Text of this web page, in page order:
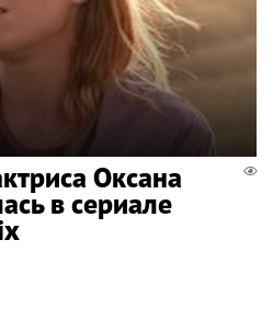
Оксана
в сериале